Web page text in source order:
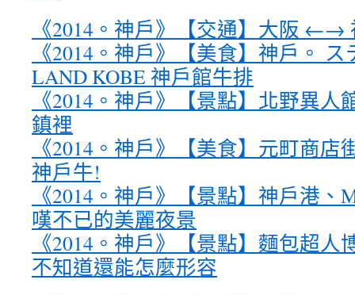
《2014。神戶》【交通】大阪 ←→
《2014。神戶》【美食】神戶。
LAND KOBE 神戶館牛排
《2014。神戶》【景點】北野異人
鎮裡
《2014。神戶》【美食】元町商
神戶牛!
《2014。神戶》【景點】神戶港、
嘆不已的美麗夜景
《2014。神戶》【景點】麵包超
不知道還能怎麼形容